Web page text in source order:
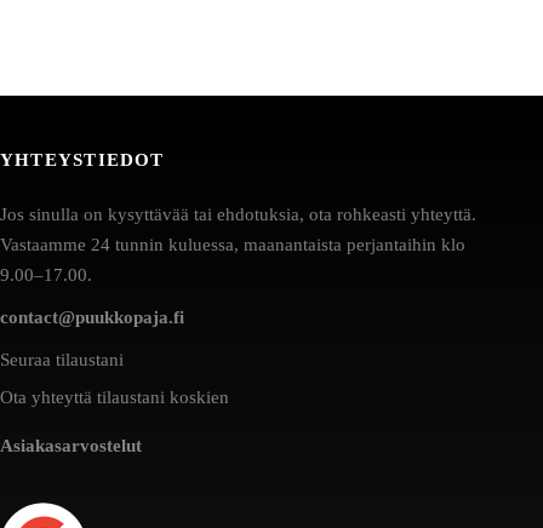
YHTEYSTIEDOT
Jos sinulla on kysyttävää tai ehdotuksia, ota rohkeasti yhteyttä.
Vastaamme 24 tunnin kuluessa, maanantaista perjantaihin klo
9.00–17.00.
contact@puukkopaja.fi
Seuraa tilaustani
Ota yhteyttä tilaustani koskien
Asiakasarvostelut